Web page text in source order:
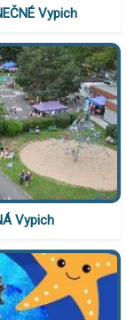
Vypich
Vypich